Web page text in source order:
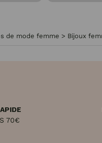
de mode femme > Bijoux
70€